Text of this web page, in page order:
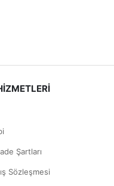
Şartları
Sözleşmesi